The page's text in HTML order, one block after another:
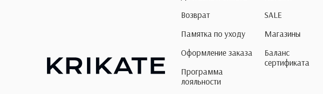
Возврат
Памятка по уходу
Оформление заказа
Программа
лояльности
SALE
Магазины
Баланс
сертификата